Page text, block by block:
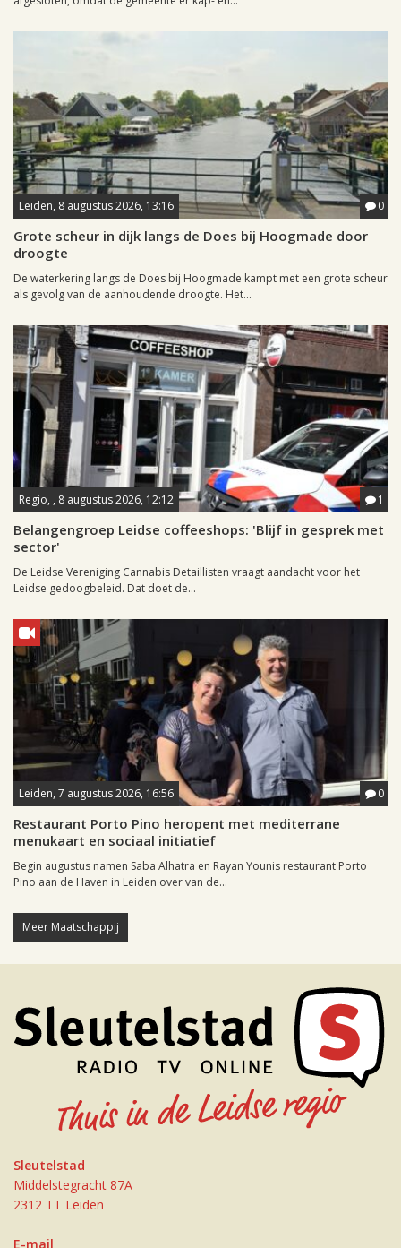
Leiden, 8 augustus 2026, 13:16 0
Grote scheur in dijk langs de Does bij Hoogmade door
droogte
De waterkering langs de Does bij Hoogmade kampt met een grote scheur
als gevolg van de aanhoudende droogte. Het...
Regio, , 8 augustus 2026, 12:12 1
Belangengroep Leidse coffeeshops: 'Blijf in gesprek met
sector'
De Leidse Vereniging Cannabis Detaillisten vraagt aandacht voor het
Leidse gedoogbeleid. Dat doet de...
Leiden, 7 augustus 2026, 16:56 0
Restaurant Porto Pino heropent met mediterrane
menukaart en sociaal initiatief
Begin augustus namen Saba Alhatra en Rayan Younis restaurant Porto
Pino aan de Haven in Leiden over van de...
Meer Maatschappij
Sleutelstad
Middelstegracht 87A
2312 TT Leiden
E-mail